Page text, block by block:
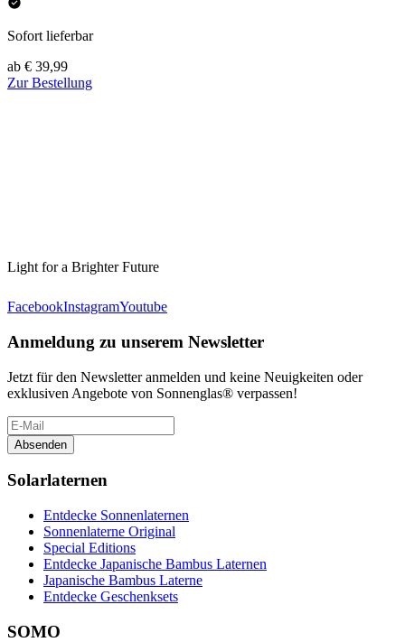
Sofort lieferbar
ab € 39,99
Zur Bestellung
Light for a Brighter Future
FacebookInstagramYoutube
Anmeldung zu unserem Newsletter
Jetzt für den Newsletter anmelden und keine Neuigkeiten oder
exklusiven Angebote von Sonnenglas® verpassen!
Absenden
Solarlaternen
Entdecke Sonnenlaternen
Sonnenlaterne Original
Special Editions
Entdecke Japanische Bambus Laternen
Japanische Bambus Laterne
Entdecke Geschenksets
SOMO